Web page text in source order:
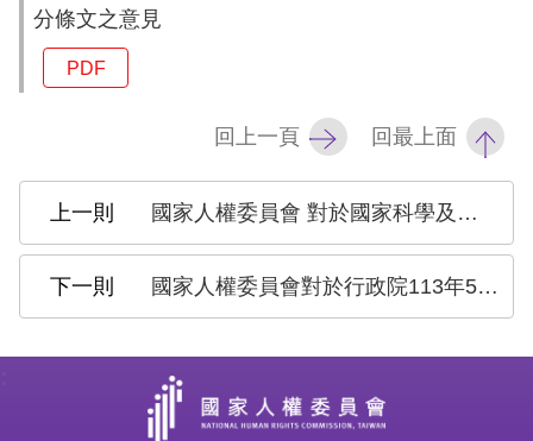
權
資
障
礙
快
分條文之意見
PDF
回上一頁 回最上面
國家人權委員會 對於國家科學及技術委員會113年7月15日預告「人工智慧基本法草案」之建議
國家人權委員會對於行政院113年5月2日預告「反歧視法草案」之意見與建議